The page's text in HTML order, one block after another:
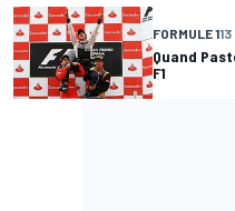
FORMULE 1
Quand
F1